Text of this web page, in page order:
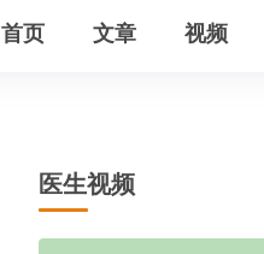
首页 文章 视频
医生视频